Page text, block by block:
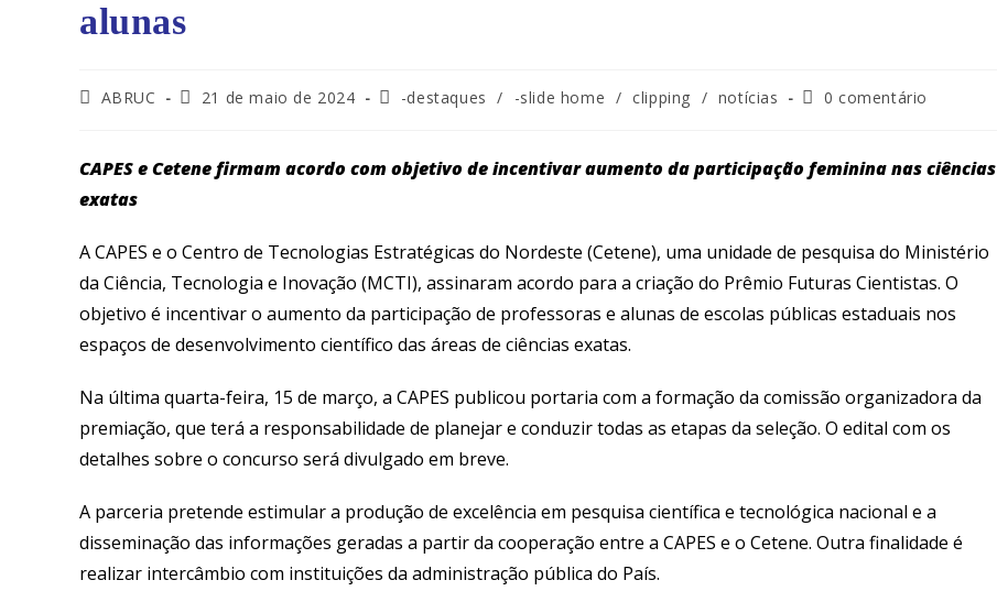
alunas
AutorABRUC
Post21 de maio de 2024
Categoria
-destaques / -slide home / clipping / notícias
Comentários
0 comentário
CAPES e Cetene firmam acordo com objetivo de incentivar aumento da participação feminina nas ciências
exatas
A CAPES e o Centro de Tecnologias Estratégicas do Nordeste (Cetene), uma unidade de pesquisa do Ministério
da Ciência, Tecnologia e Inovação (MCTI), assinaram acordo para a criação do Prêmio Futuras Cientistas. O
objetivo é incentivar o aumento da participação de professoras e alunas de escolas públicas estaduais nos
espaços de desenvolvimento científico das áreas de ciências exatas.
Na última quarta-feira, 15 de março, a CAPES publicou portaria com a formação da comissão organizadora da
premiação, que terá a responsabilidade de planejar e conduzir todas as etapas da seleção. O edital com os
detalhes sobre o concurso será divulgado em breve.
A parceria pretende estimular a produção de excelência em pesquisa científica e tecnológica nacional e a
disseminação das informações geradas a partir da cooperação entre a CAPES e o Cetene. Outra finalidade é
realizar intercâmbio com instituições da administração pública do País.